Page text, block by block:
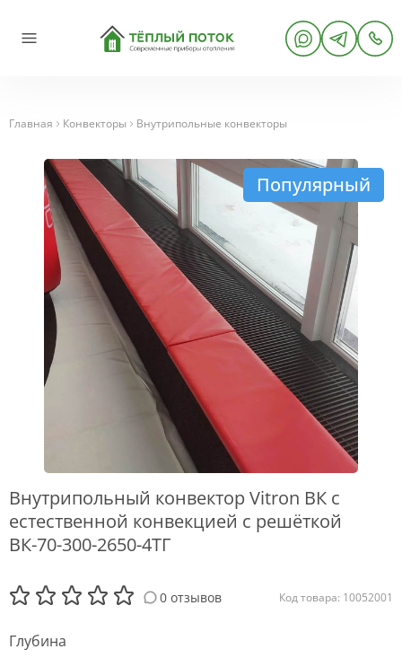
Главная Конвекторы Внутрипольные конвекторы
Популярный
Внутрипольный конвектор Vitron ВК с
естественной конвекцией с решёткой
ВК-70-300-2650-4ТГ
0 отзывов Код товара: 10052001
Глубина